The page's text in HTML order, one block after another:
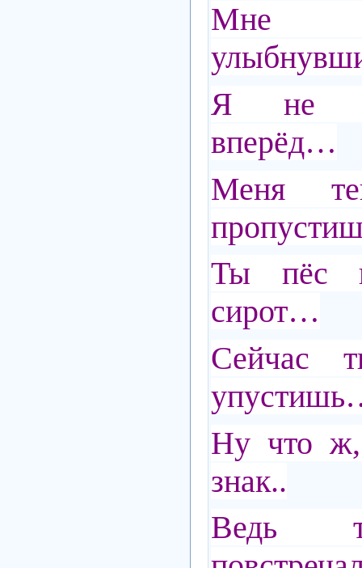
Мне
Я не
вперёд…
Меня
Ты пёс
сирот…
Сейчас
Ну что ж,
знак..
Ведь